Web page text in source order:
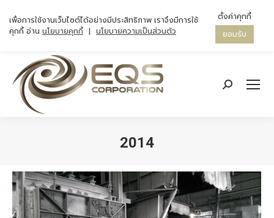
Search:
2014
เพื่อการใช้งานเว็บไซต์ได้อย่างมีประสิทธิภาพ เราจึงมีการใช้
คุกกี้ อ่าน นโยบายคุกกี้ | นโยบายความเป็นส่วนตัว
ตั้งค่าคุกกี้
ยอมรับ